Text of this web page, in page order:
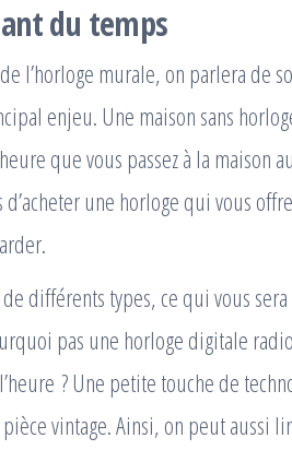
du temps
l’horloge murale, on parlera de
enjeu. Une maison sans
que vous passez à la maison
d’acheter une horloge qui vous
différents types, ce qui vous
pas une horloge digitale
? Une petite touche de
pièce vintage. Ainsi, on peut aussi